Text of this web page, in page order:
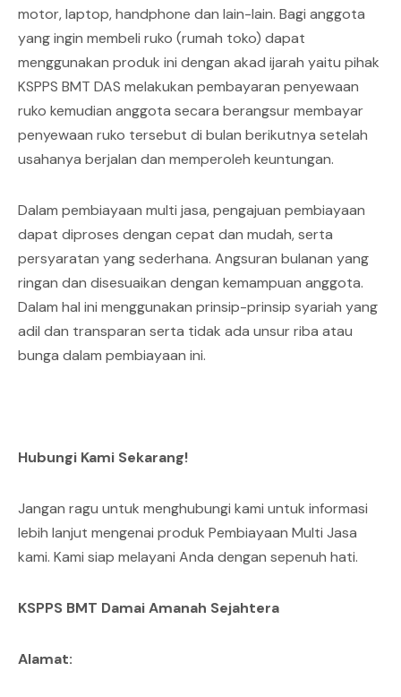
motor, laptop, handphone dan lain-lain. Bagi anggota
yang ingin membeli ruko (rumah toko) dapat
menggunakan produk ini dengan akad ijarah yaitu pihak
KSPPS BMT DAS melakukan pembayaran penyewaan
ruko kemudian anggota secara berangsur membayar
penyewaan ruko tersebut di bulan berikutnya setelah
usahanya berjalan dan memperoleh keuntungan.
Dalam pembiayaan multi jasa, pengajuan pembiayaan
dapat diproses dengan cepat dan mudah, serta
persyaratan yang sederhana. Angsuran bulanan yang
ringan dan disesuaikan dengan kemampuan anggota.
Dalam hal ini menggunakan prinsip-prinsip syariah yang
adil dan transparan serta tidak ada unsur riba atau
bunga dalam pembiayaan ini.
Hubungi Kami Sekarang!
Jangan ragu untuk menghubungi kami untuk informasi
lebih lanjut mengenai produk Pembiayaan Multi Jasa
kami. Kami siap melayani Anda dengan sepenuh hati.
KSPPS BMT Damai Amanah Sejahtera
Alamat: